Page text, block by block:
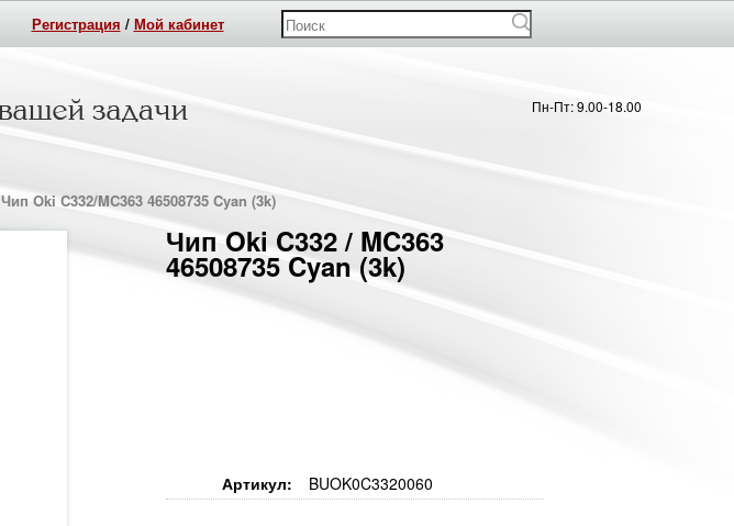
Регистрация / Мой кабинет
Пн-Пт: 9.00-18.00
Чип Oki C332/MC363 46508735 Cyan (3k)
Чип Oki C332 / MC363
46508735 Cyan (3k)
Артикул: BUOK0C3320060